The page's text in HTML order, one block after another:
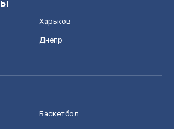
Харьков
Днепр
Баскетбол